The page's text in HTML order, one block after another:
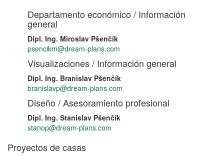
Departamento económico / Información
general
Dipl. Ing. Miroslav Pšenčík
psencikm@dream-plans.com
Visualizaciones / Información general
Dipl. Ing. Branislav Pšenčík
branislavp@dream-plans.com
Diseño / Asesoramiento profesional
Dipl. Ing. Stanislav Pšenčík
stanop@dream-plans.com
Proyectos de casas